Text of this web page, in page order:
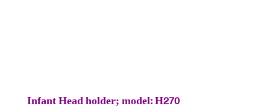
Infant Head holder; model: H270